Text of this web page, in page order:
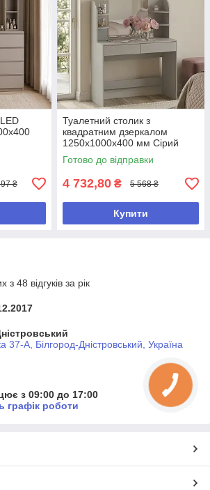
₴
Туалетний столик з
квадратним дзеркалом
1250х1000х400 мм Сірий
Готово до відправки
4 732,80 ₴ 5 568 ₴
Купити
з 48 відгуків за рік
37-А, Білгород-Дністровський, Україна
з 09:00 до 17:00
графік роботи